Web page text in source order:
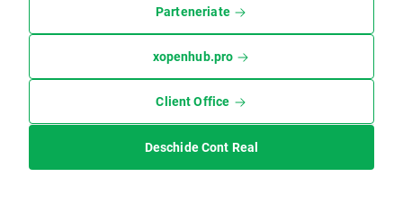
Parteneriate
xopenhub.pro
Client Office
Deschide Cont Real